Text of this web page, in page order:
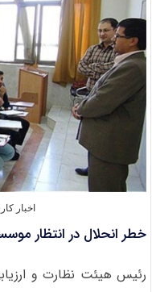
اخبار
خطر انحلال در انتظار
رئیس هیئت نظارت و